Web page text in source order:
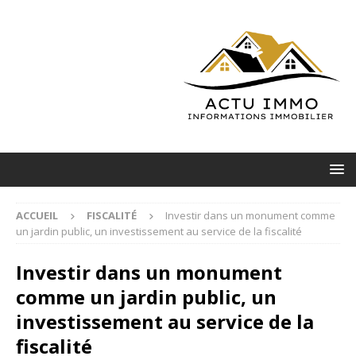
ACCUEIL FISCALITÉ
Investir dans un monument comme
un jardin public, un investissement au service de la fiscalité
Investir dans un monument
comme un jardin public, un
investissement au service de la
fiscalité